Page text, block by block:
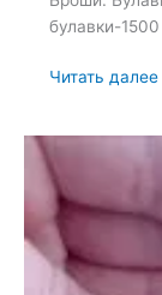
булавки-
Броши:
Сет
с
кольцом
—
3
марта
Читать далее